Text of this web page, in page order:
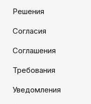
Решения
Согласия
Соглашения
Требования
Уведомления